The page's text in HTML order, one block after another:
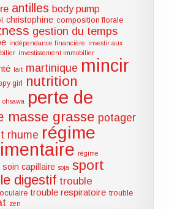
antilles body pump
christophine composition florale
gestion du temps
indépendance financière investir aux
investissement immobilier
lait martinique mincir
girl nutrition
ohsawa
perte de
masse grasse potager
rhume régime
régime
soin capillaire soja sport
digestif trouble
trouble respiratoire trouble
zen